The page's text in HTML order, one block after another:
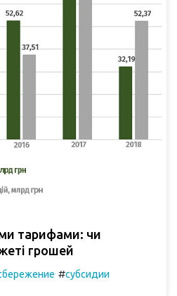
тарифами: чи
грошей
#субсидии